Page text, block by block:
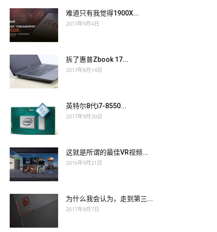
难道只有我觉得1900X...
2017年9月4日
拆了惠普Zbook 17...
2017年8月14日
英特尔8代i7-8550...
2017年9月30日
这就是所谓的最佳VR视频...
2016年9月21日
为什么我会认为，走到第三...
2017年8月7日